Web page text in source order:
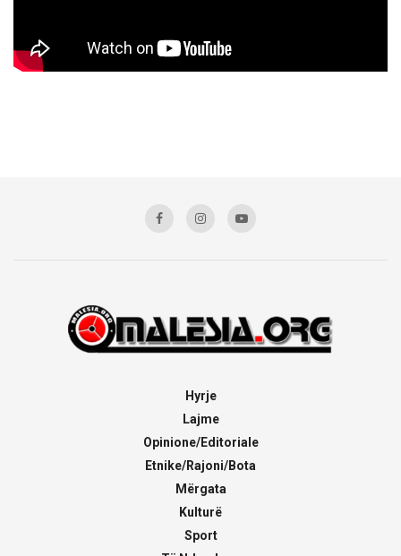
Hyrje
Lajme
Opinione/Editoriale
Etnike/Rajoni/Bota
Mërgata
Kulturë
Sport